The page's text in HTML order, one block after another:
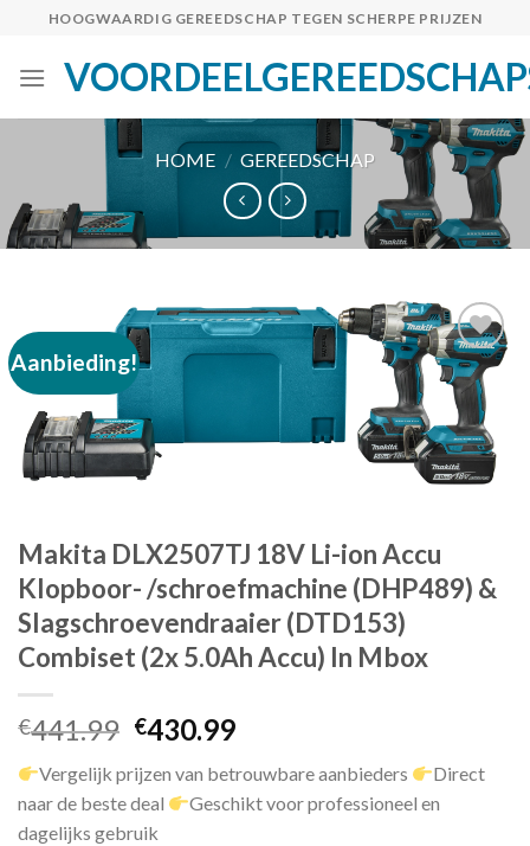
content
HOOGWAARDIG GEREEDSCHAP TEGEN SCHERPE PRIJZEN
HOME / GEREEDSCHAP
Aanbieding!
Toevoegen
aan
verlanglijst
Makita DLX2507TJ 18V Li-ion Accu
Klopboor- /schroefmachine (DHP489) &
Slagschroevendraaier (DTD153)
Combiset (2x 5.0Ah Accu) In Mbox
€441.99 Oorspronkelijke
was:
€441.99.
€430.99Huidige
is:
€430.99.
Vergelijk prijzen van betrouwbare aanbieders
Direct
naar de beste deal
Geschikt voor professioneel en
dagelijks gebruik